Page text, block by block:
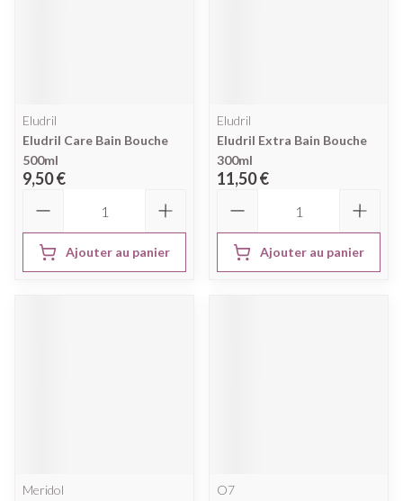
Eludril
Eludril Care Bain Bouche
500ml
9,50 €
Ajouter au panier
Eludril
Eludril Extra Bain Bouche
300ml
11,50 €
Ajouter au panier
Meridol
O7